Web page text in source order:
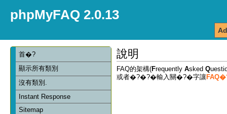
phpMyFAQ 2.0.13
首�?
顯示所有類別
沒有類別.
Instant Response
Sitemap
說明
FAQ的架構(Frequently Asked Q
或者�?�?�輸入關�?�字讓